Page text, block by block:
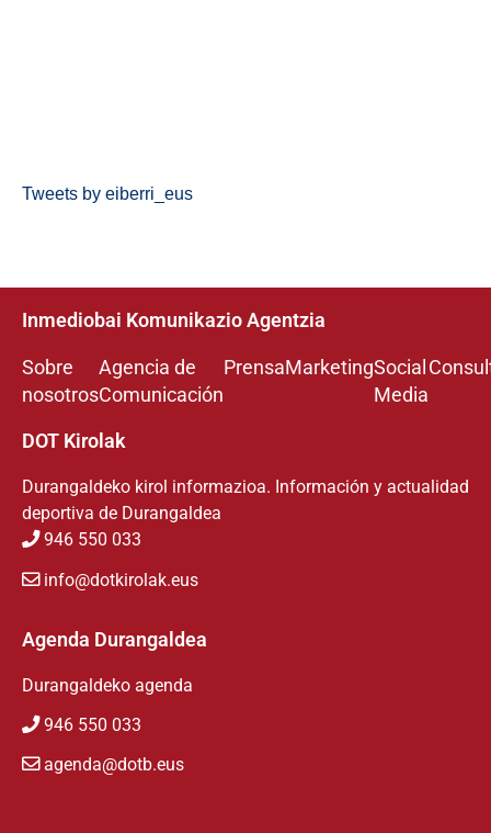
Tweets by eiberri_eus
Inmediobai Komunikazio Agentzia
Sobre
nosotros
Agencia de
Comunicación
PrensaMarketingSocial
Media
DOT Kirolak
Durangaldeko kirol informazioa. Información y actualidad
deportiva de Durangaldea
946 550 033
info@dotkirolak.eus
Agenda Durangaldea
Durangaldeko agenda
946 550 033
agenda@dotb.eus